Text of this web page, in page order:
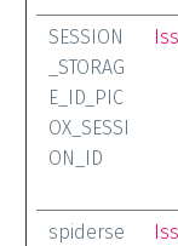
SESSION
_STORAG
E_ID_PIC
OX_SESSI
ON_ID
spiderse